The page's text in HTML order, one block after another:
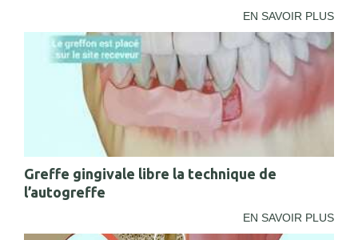
EN SAVOIR PLUS
Greffe gingivale libre la technique de
l’autogreffe
EN SAVOIR PLUS